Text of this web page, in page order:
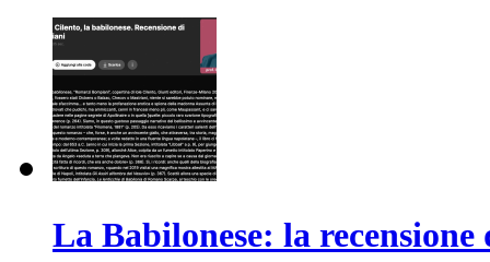
La Babilonese: la